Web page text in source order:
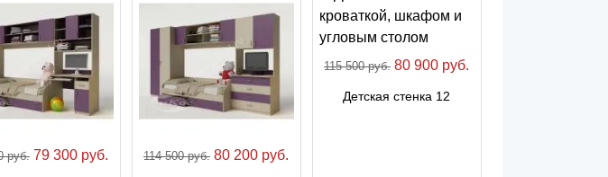
руб. 79 300 руб. 114 500 руб. 80 200 руб.
115 500 руб. 80 900 руб.
Детская стенка 12